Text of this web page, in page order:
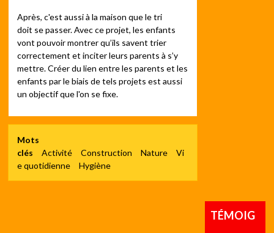
Après, c'est aussi à la maison que le tri
doit se passer. Avec ce projet, les enfants
vont pouvoir montrer qu’ils savent trier
correctement et inciter leurs parents à s’y
mettre. Créer du lien entre les parents et les
enfants par le biais de tels projets est aussi
un objectif que l'on se fixe.
Mots
clés
Activité Construction Nature
Vi
e quotidienne
Hygiène
TÉMOIG